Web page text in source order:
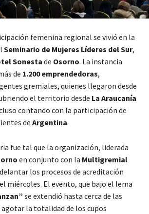
femenina regional se vivió en la
Seminario de Mujeres Líderes del Sur,
Sonestade Osorno. La instancia
de 1.200 emprendedoras,
gremiales, quienes llegaron desde
el territorio desde La Araucanía
contando con la participación de
de Argentina.
fue tal que la organización, liderada
en conjunto con la Multigremial
los procesos de acreditación
miércoles. El evento, que bajo el lema
se extendió hasta cerca de las
agotar la totalidad de los cupos